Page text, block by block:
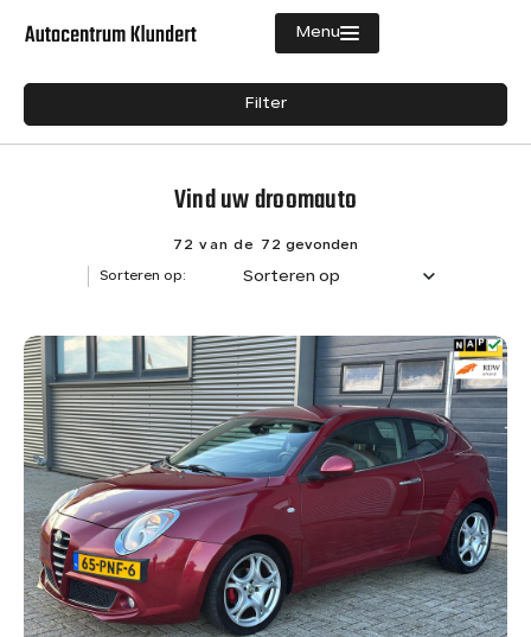
Menu
Aanbod
Verkocht
Over ons
Contact
Vind uw droomauto
Filter
Filters
Merk
Brandstof
Diesel 8 Hybride (Benzine) 1 Benzine 63
Transmissie
Semi-automaat 1 Handgeschakeld Automaat 13
72 van de 72 gevonden
Sorteren op: Sorteren op